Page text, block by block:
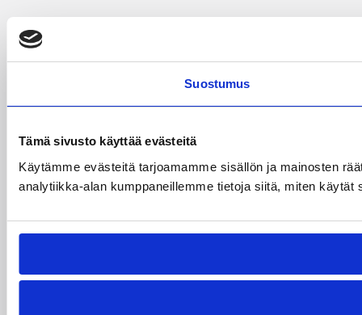
Suostumus
Tämä sivusto käyttää evästeitä
Käytämme evästeitä tarjoamamme sisällön ja mainosten
analytiikka-alan kumppaneillemme tietoja siitä, miten